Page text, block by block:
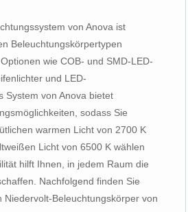
von Anova ist
Beleuchtungskörpertypen
wie COB- und SMD-LED-
und LED-
System von Anova bietet
sodass Sie
warmen Licht von 2700 K
Licht von 6500 K wählen
hilft Ihnen, in jedem Raum die
Nachfolgend finden Sie
Niedervolt-Beleuchtungskörper von